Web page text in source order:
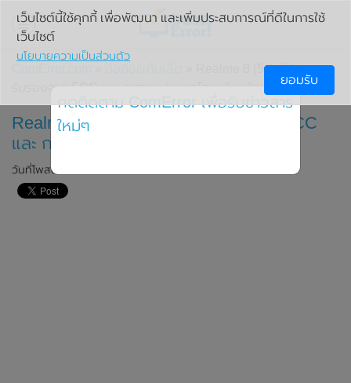
» Realme 8 (5G) ได้ผ่านการ
รับรองจาก FCC และ กสทช. ประเทศไทย เรียบร้อยแล้ว
Realme 8 (5G) ได้ผ่านการรับรองจาก FCC
และ กสทช. ประเทศไทย เรียบร้อยแล้ว
วันที่โพสต์: 12 เมษายน 2021
เว็บไซต์นี้ใช้คุกกี้ เพื่อพัฒนา และเพิ่มประสบการณ์ที่ดีในการใช้
เว็บไซต์
นโยบายความเป็นส่วนตัว
ยอมรับ
กดติดตาม ComError เพื่อรับข่าวสาร
ใหม่ๆ